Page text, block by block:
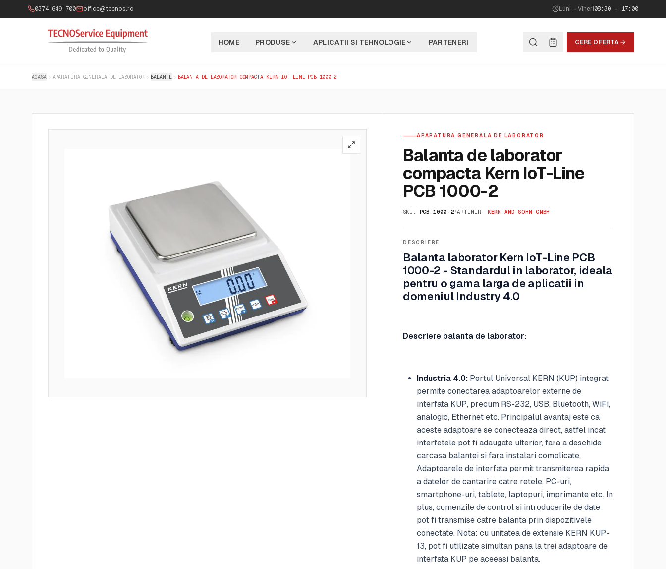
0374 649 700 office@tecnos.ro Luni – Vineri08:30 – 17:00
HOME PRODUSE APLICATII SI TEHNOLOGIE PARTENERI CERE OFERTA
ACASA APARATURA GENERALA DE LABORATOR BALANTE BALANTA DE LABORATOR COMPACTA KERN IOT-LINE PCB 1000-2
APARATURA GENERALA DE LABORATOR
Balanta de laborator
compacta Kern IoT-Line
PCB 1000-2
SKU: PCB 1000-2PARTENER: KERN AND SOHN GMBH
DESCRIERE
Balanta laborator Kern IoT-Line PCB
1000-2 - Standardul in laborator, ideala
pentru o gama larga de aplicatii in
domeniul Industry 4.0
Descriere balanta de laborator:
Industria 4.0: Portul Universal KERN (KUP) integrat
permite conectarea adaptoarelor externe de
interfata KUP, precum RS-232, USB, Bluetooth, WiFi,
analogic, Ethernet etc. Principalul avantaj este ca
aceste adaptoare se conecteaza direct, astfel incat
interfetele pot fi adaugate ulterior, fara a deschide
carcasa balantei si fara instalari complicate.
Adaptoarele de interfata permit transmiterea rapida
a datelor de cantarire catre retele, PC-uri,
smartphone-uri, tablete, laptopuri, imprimante etc. In
plus, comenzile de control si introducerile de date
pot fi transmise catre balanta prin dispozitivele
conectate. Nota: cu unitatea de extensie KERN KUP-
13, pot fi utilizate simultan pana la trei adaptoare de
interfata KUP pe aceeasi balanta.